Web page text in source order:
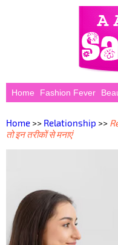
Home Fashion Fever
Home >> Relationship >>
तो इन तरीकों से मनाएं